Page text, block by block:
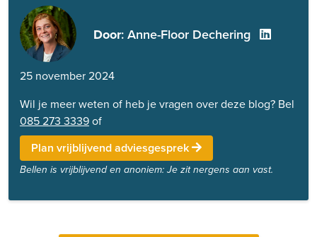
Door: Anne-Floor Dechering
25 november 2024
Wil je meer weten of heb je vragen over deze blog? Bel
085 273 3339of
Plan vrijblijvend adviesgesprek
Bellen is vrijblijvend en anoniem: Je zit nergens aan vast.